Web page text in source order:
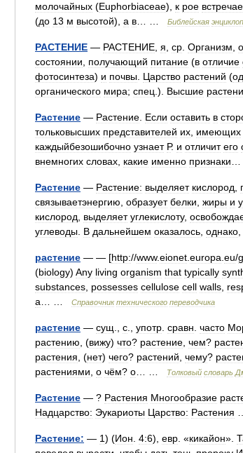
молочайных (Euphorbiaceae), к рое
(до 13 м высотой), а в Библейская
РАСТЕНИЕ — РАСТЕНИЕ я ср Организм
состоянии
получающий питание (в отличие
фотосинтеза) и почвы Царство растений (
органического мира; спец .). Высшие
Растение — Растение Если оставить в
тольковысших представителей их имеющих
каждыйбезошибочно узнает Р. и отличит его
внемногих словах какие именно признаки
Растение — Растение: выделяет кислород
связываетэнергию образует белки жиры и
кислород
выделяет углекислоту,
углеводы В дальнейшем оказалось однако
растение — — [http://www.eionet europa eu/
(biology) Any living organism that typically
substances possesses cellulose cell walls
a
Справочник технического переводчика
растение — сущ с употр сравн часто
растению , (вижу) что? растение чем?
растения , (нет) чего? растений чему?
растениями о чём? о Толковый словарь
Растение — ? Растения Многообразие
Надцарство: Эукариоты Царство: Растения
Растение: — 1) (Ион 4:6), евр . «кикайон».